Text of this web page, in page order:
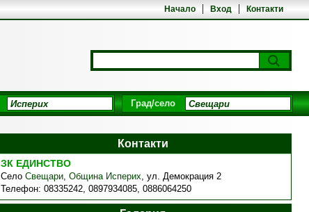
Начало Вход Контакти
Град/село
Контакти
ЗК ЕДИНСТВО
Село Свещари, Община Исперих, ул. Демокрация 2
Телефон: 08335242, 0897934085, 0886064250